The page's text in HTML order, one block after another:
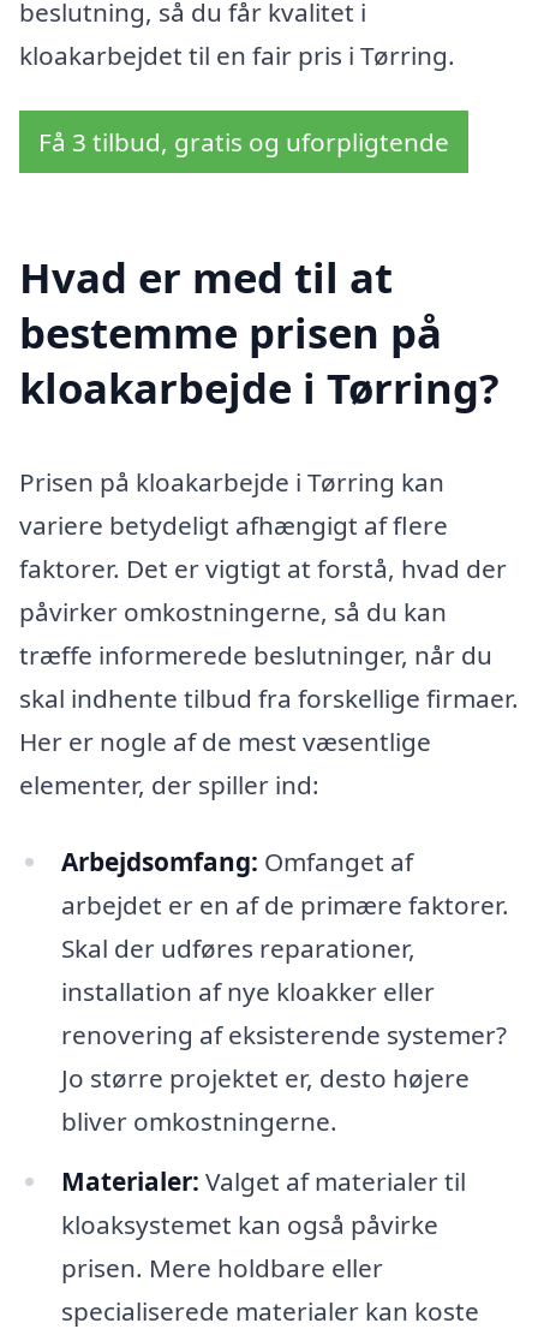
beslutning, så du får kvalitet i
kloakarbejdet til en fair pris i Tørring.
Få 3 tilbud, gratis og uforpligtende
Hvad er med til at
bestemme prisen på
kloakarbejde i Tørring?
Prisen på kloakarbejde i Tørring kan
variere betydeligt afhængigt af flere
faktorer. Det er vigtigt at forstå, hvad der
påvirker omkostningerne, så du kan
træffe informerede beslutninger, når du
skal indhente tilbud fra forskellige firmaer.
Her er nogle af de mest væsentlige
elementer, der spiller ind:
Arbejdsomfang: Omfanget af
arbejdet er en af de primære faktorer.
Skal der udføres reparationer,
installation af nye kloakker eller
renovering af eksisterende systemer?
Jo større projektet er, desto højere
bliver omkostningerne.
Materialer: Valget af materialer til
kloaksystemet kan også påvirke
prisen. Mere holdbare eller
specialiserede materialer kan koste